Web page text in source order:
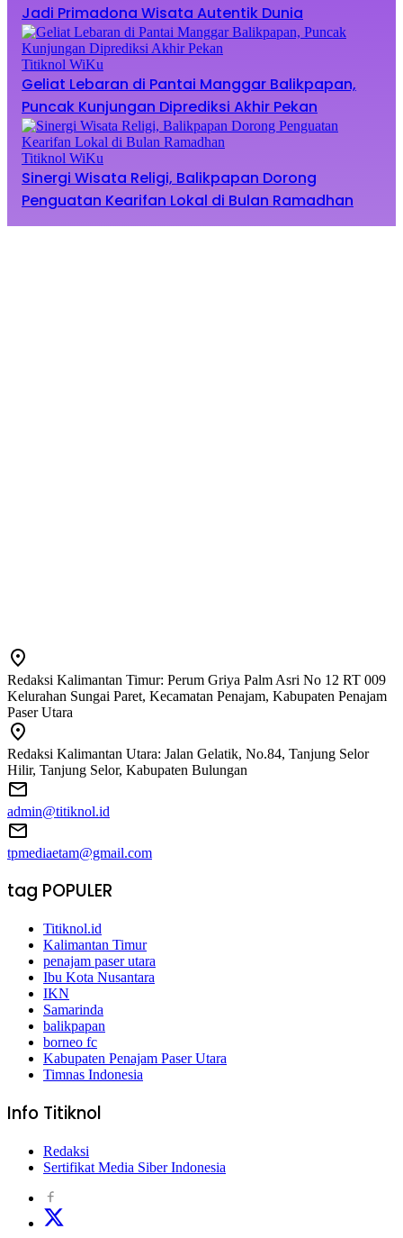
Jadi Primadona Wisata Autentik Dunia
Titiknol WiKu
Geliat Lebaran di Pantai Manggar Balikpapan,
Puncak Kunjungan Diprediksi Akhir Pekan
Titiknol WiKu
Sinergi Wisata Religi, Balikpapan Dorong
Penguatan Kearifan Lokal di Bulan Ramadhan
Redaksi Kalimantan Timur: Perum Griya Palm Asri No 12 RT 009
Kelurahan Sungai Paret, Kecamatan Penajam, Kabupaten Penajam
Paser Utara
Redaksi Kalimantan Utara: Jalan Gelatik, No.84, Tanjung Selor
Hilir, Tanjung Selor, Kabupaten Bulungan
admin@titiknol.id
tpmediaetam@gmail.com
tag POPULER
Titiknol.id
Kalimantan Timur
penajam paser utara
Ibu Kota Nusantara
IKN
Samarinda
balikpapan
borneo fc
Kabupaten Penajam Paser Utara
Timnas Indonesia
Info Titiknol
Redaksi
Sertifikat Media Siber Indonesia